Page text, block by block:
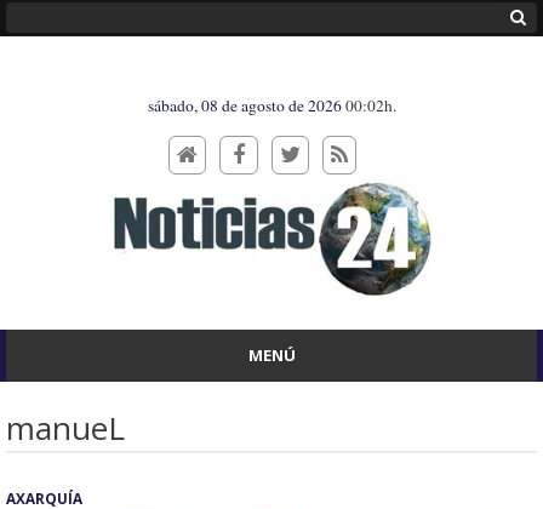
sábado, 08 de agosto de 202600:02h.
MENÚ
manueL
AXARQUÍA